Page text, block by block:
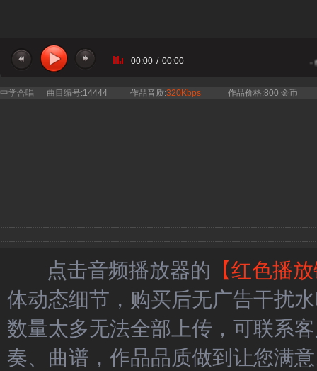
当前曲目：小云雀合唱团 -
00:00 / 00:00
中学合唱 曲目编号:14444 作品音质:320Kbps 作品价格:800 金币
点击音频播放器的 【红色播
体动态细节，购买后无广告干扰
数量太多无法全部上传，可联系
奏、曲谱，作品品质做到让您满